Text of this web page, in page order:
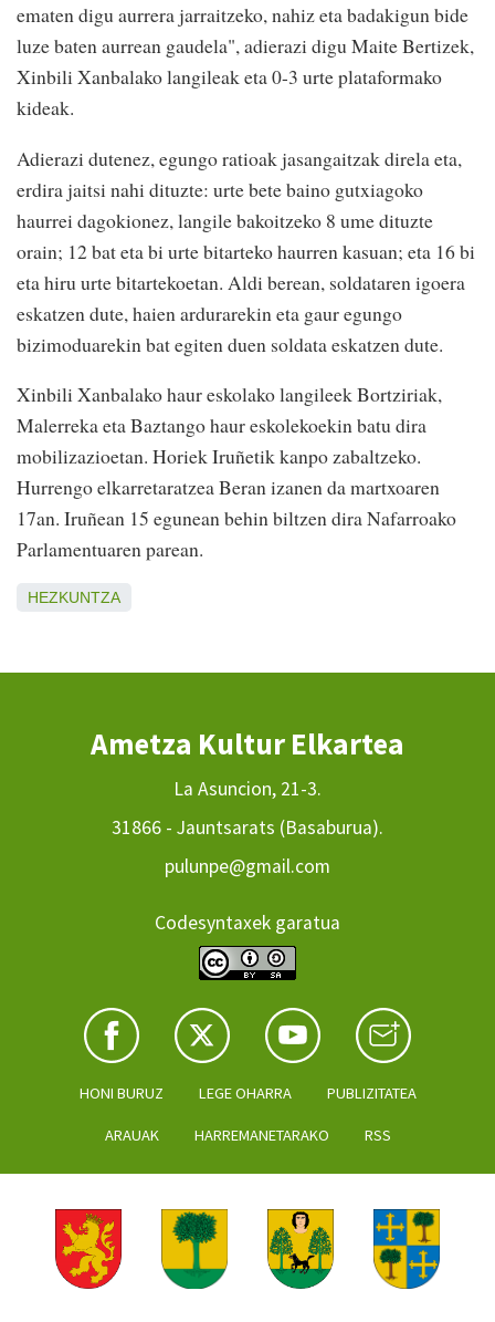
ematen digu aurrera jarraitzeko, nahiz eta badakigun bide
luze baten aurrean gaudela", adierazi digu Maite Bertizek,
Xinbili Xanbalako langileak eta 0-3 urte plataformako
kideak.
Adierazi dutenez, egungo ratioak jasangaitzak direla eta,
erdira jaitsi nahi dituzte: urte bete baino gutxiagoko
haurrei dagokionez, langile bakoitzeko 8 ume dituzte
orain; 12 bat eta bi urte bitarteko haurren kasuan; eta 16 bi
eta hiru urte bitartekoetan. Aldi berean, soldataren igoera
eskatzen dute, haien ardurarekin eta gaur egungo
bizimoduarekin bat egiten duen soldata eskatzen dute.
Xinbili Xanbalako haur eskolako langileek Bortziriak,
Malerreka eta Baztango haur eskolekoekin batu dira
mobilizazioetan. Horiek Iruñetik kanpo zabaltzeko.
Hurrengo elkarretaratzea Beran izanen da martxoaren
17an. Iruñean 15 egunean behin biltzen dira Nafarroako
Parlamentuaren parean.
HEZKUNTZA
Ametza Kultur Elkartea
La Asuncion, 21-3.
31866 - Jauntsarats (Basaburua).
pulunpe@gmail.com
Codesyntaxek garatua
HONI BURUZ LEGE OHARRA PUBLIZITATEA
ARAUAK HARREMANETARAKO RSS